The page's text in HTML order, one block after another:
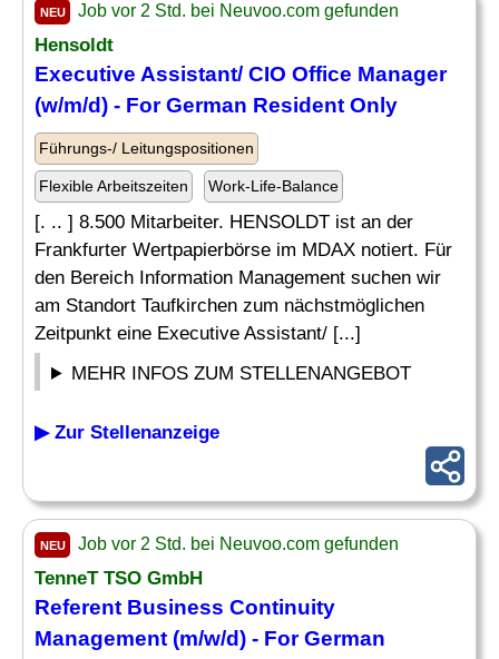
NEU Job vor 2 Std. bei Neuvoo.com gefunden
Hensoldt
Executive Assistant/ CIO Office Manager
(w/m/d) - For German Resident Only
Führungs-/ Leitungspositionen
Flexible Arbeitszeiten Work-Life-Balance
[. .. ] 8.500 Mitarbeiter. HENSOLDT ist an der
Frankfurter Wertpapierbörse im MDAX notiert. Für
den Bereich Information Management suchen wir
am Standort Taufkirchen zum nächstmöglichen
Zeitpunkt eine Executive Assistant/ [...]
MEHR INFOS ZUM STELLENANGEBOT
▶ Zur Stellenanzeige
NEU Job vor 2 Std. bei Neuvoo.com gefunden
TenneT TSO GmbH
Referent Business Continuity
Management (m/w/d) - For German